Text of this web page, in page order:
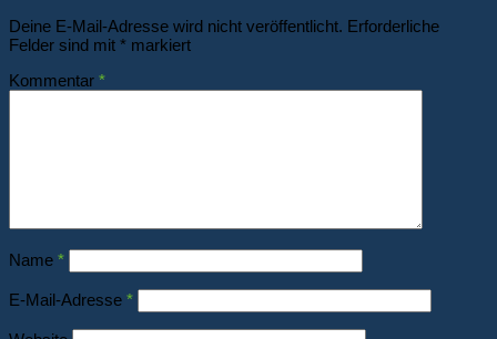
Deine E-Mail-Adresse wird nicht veröffentlicht. Erforderliche
Felder sind mit * markiert
Kommentar *
Name *
E-Mail-Adresse *